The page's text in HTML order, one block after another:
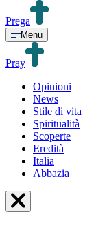
Prega
Menu
Pray
Opinioni
News
Stile di vita
Spiritualità
Scoperte
Eredità
Italia
Abbazia